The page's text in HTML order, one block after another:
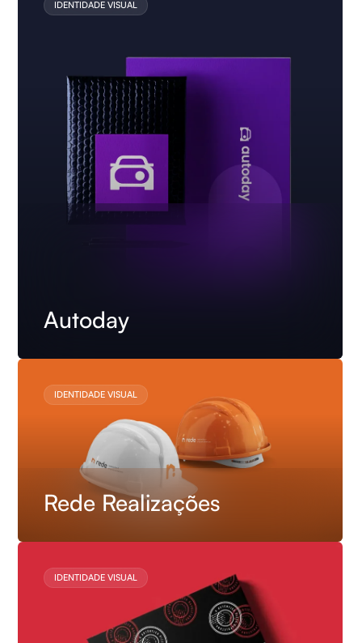
IDENTIDADE VISUAL
Autoday
IDENTIDADE VISUAL
Rede Realizações
IDENTIDADE VISUAL